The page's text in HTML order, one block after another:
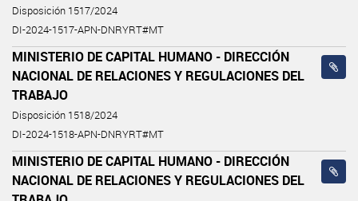
Disposición 1517/2024
DI-2024-1517-APN-DNRYRT#MT
MINISTERIO DE CAPITAL HUMANO - DIRECCIÓN
NACIONAL DE RELACIONES Y REGULACIONES DEL
TRABAJO
Disposición 1518/2024
DI-2024-1518-APN-DNRYRT#MT
MINISTERIO DE CAPITAL HUMANO - DIRECCIÓN
NACIONAL DE RELACIONES Y REGULACIONES DEL